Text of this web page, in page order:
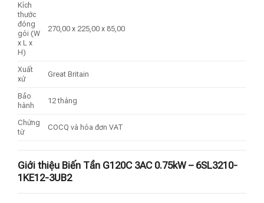
Kích
thước
đóng
gói (W
x L x
H)
270,00 x 225,00 x 85,00
Xuất
xứ
Great Britain
Bảo
hành
12 tháng
Chứng
từ
COCQ và hóa đơn VAT
Giới thiệu Biến Tần G120C 3AC 0.75kW – 6SL3210-
1KE12-3UB2